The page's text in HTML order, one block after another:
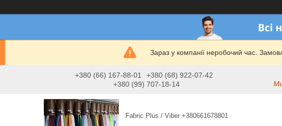
Зараз у компанії неробочий час.
+380 (66) 167-88-01
+380 (68) 922-07-42
+380 (99) 707-18-14
Fabric Plus / Viber +380661678801